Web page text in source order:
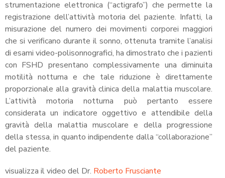
strumentazione elettronica (“actigrafo”) che permette la
registrazione dell’attività motoria del paziente. Infatti, la
misurazione del numero dei movimenti corporei maggiori
che si verificano durante il sonno, ottenuta tramite l’analisi
di esami video-polisonnografici, ha dimostrato che i pazienti
con FSHD presentano complessivamente una diminuita
motilità notturna e che tale riduzione è direttamente
proporzionale alla gravità clinica della malattia muscolare.
L’attività motoria notturna può pertanto essere
considerata un indicatore oggettivo e attendibile della
gravità della malattia muscolare e della progressione
della stessa, in quanto indipendente dalla “collaborazione”
del paziente.
visualizza il video del Dr. Roberto Frusciante